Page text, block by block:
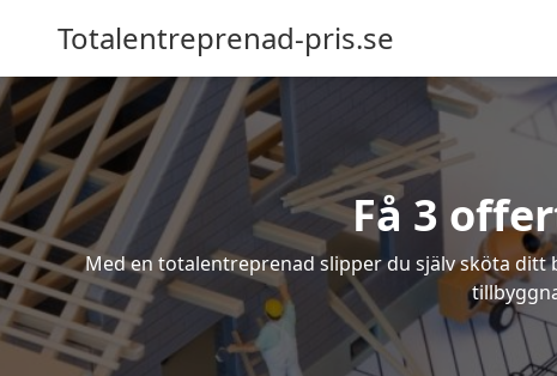
Totalentreprenad-pris.se
Få 3
Med en totalentreprenad slipper du själv sköta